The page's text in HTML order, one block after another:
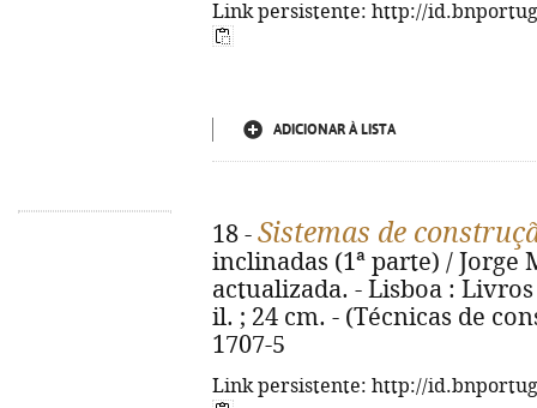
Link persistente: http://
ADICIONAR À LISTA
18 - Sistemas de
inclinadas (1ª parte) / Jorge
actualizada. - Lisboa :
il. ; 24 cm. - (Técnicas de
1707-5
Link persistente: http://